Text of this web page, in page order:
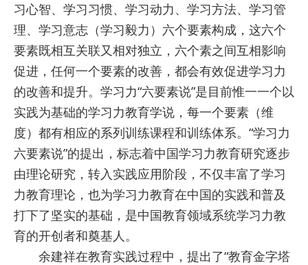
习心智、学习习惯、学习动力、学习方法、学习管
理、学习意志（学习毅力）六个要素构成，这六个
要素既相互关联又相对独立，六个素之间互相影响
促进，任何一个要素的改善，都会有效促进学习力
的改善和提升。学习力“六要素说”是目前惟一一个以
实践为基础的学习力教育学说，每一个要素（维
度）都有相应的系列训练课程和训练体系。“学习力
六要素说”的提出，标志着中国学习力教育研究逐步
由理论研究，转入实践应用阶段，不仅丰富了学习
力教育理论，也为学习力教育在中国的实践和普及
打下了坚实的基础，是中国教育领域系统学习力教
育的开创者和奠基人。
余建祥在教育实践过程中，提出了“教育金字塔